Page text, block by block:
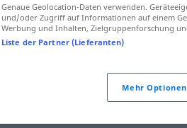
Genaue Geolocation-Daten verwenden.
und/oder Zugriff auf Informationen auf einem
Werbung und Inhalten, Zielgruppenforschung
Liste der Partner (Lieferanten)
Mehr Optionen